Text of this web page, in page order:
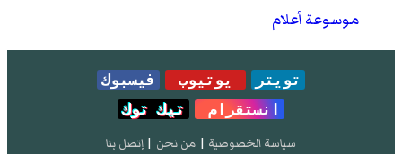
موسوعة أعلام
تويتر يوتيوب
فيسبوك
انستقرام
تيك توك
سياسة الخصوصية | من نحن | إتصل بنا